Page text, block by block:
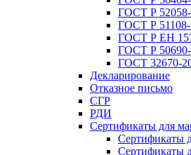
ГОСТ Р
ГОСТ Р 51108-
ГОСТ Р ЕН
ГОСТ Р
ГОСТ 32670-
Декларирование
Отказное письмо
СГР
РДИ
Сертификаты для
Сертификаты
Сертификаты